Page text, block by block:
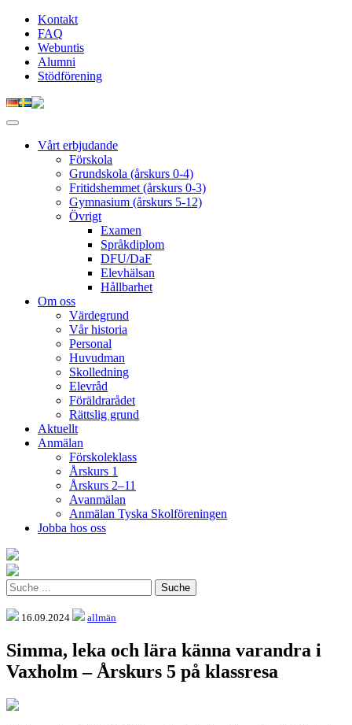
Kontakt
FAQ
Webuntis
Alumni
Stödförening
Vårt erbjudande
Förskola
Grundskola (årskurs 0-4)
Fritidshemmet (årskurs 0-3)
Gymnasium (årskurs 5-12)
Övrigt
Examen
Språkdiplom
DFU/DaF
Elevhälsan
Hållbarhet
Om oss
Värdegrund
Vår historia
Personal
Huvudman
Skolledning
Elevråd
Föräldrarådet
Rättslig grund
Aktuellt
Anmälan
Förskoleklass
Årskurs 1
Årskurs 2–11
Avanmälan
Anmälan Tyska Skolföreningen
Jobba hos oss
16.09.2024 allmän
Simma, leka och lära känna varandra i
Vaxholm – Årskurs 5 på klassresa